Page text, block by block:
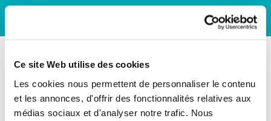
Ce site Web utilise des cookies
Les cookies nous permettent de personnaliser le contenu
et les annonces, d'offrir des fonctionnalités relatives aux
médias sociaux et d'analyser notre trafic. Nous